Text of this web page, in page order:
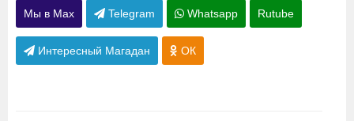
Мы в Max Telegram Whatsapp Rutube
Интересный Магадан ОК